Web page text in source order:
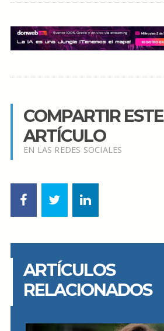
COMPARTIR ESTE
ARTÍCULO
EN LAS REDES SOCIALES
ARTÍCULOS
RELACIONADOS